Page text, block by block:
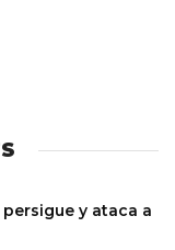
y ataca a